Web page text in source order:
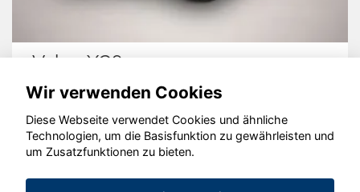
Volvo XC60
© konjunkturmotor.de GmbH 2020 - 2026
Wir verwenden Cookies
Diese Webseite verwendet Cookies und ähnliche
Technologien, um die Basisfunktion zu gewährleisten und
um Zusatzfunktionen zu bieten.